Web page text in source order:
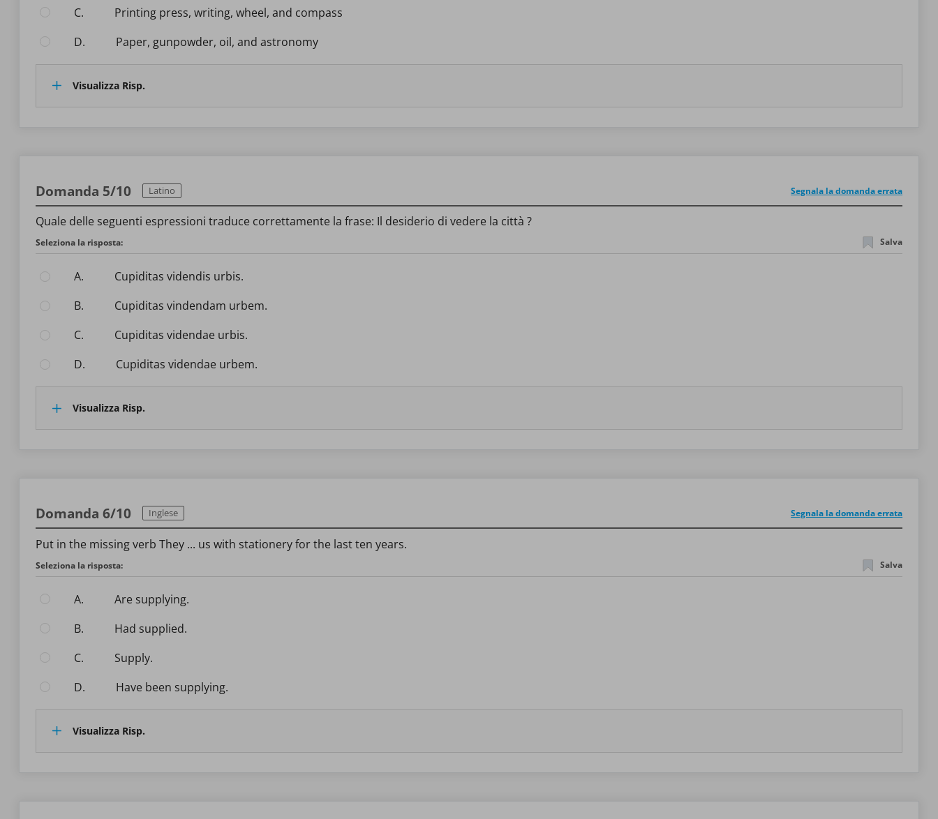
C.
printing press, writing, wheel, and compass
D.
paper, gunpowder, oil, and astronomy
Visualizza Risp.
Domanda 5/10 Latino Segnala la domanda errata
Quale delle seguenti espressioni traduce correttamente la frase: Il desiderio di vedere la città ?
Seleziona la risposta: Salva
A.
Cupiditas videndis urbis.
B.
Cupiditas vindendam urbem.
C.
Cupiditas videndae urbis.
D.
Cupiditas videndae urbem.
Visualizza Risp.
Domanda 6/10 Inglese Segnala la domanda errata
Put in the missing verb They ... us with stationery for the last ten years.
Seleziona la risposta: Salva
A.
Are supplying.
B.
Had supplied.
C.
Supply.
D.
Have been supplying.
Visualizza Risp.